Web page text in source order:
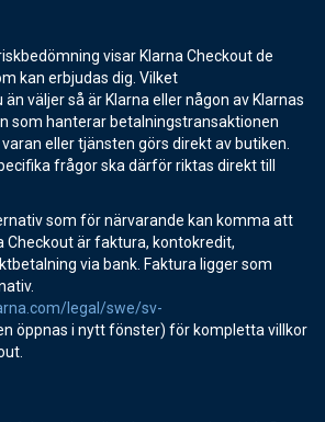
visar Klarna Checkout de
kan erbjudas dig. Vilket
väljer så är Klarna eller någon av Klarnas
som hanterar betalningstransaktionen
eller tjänsten görs direkt av butiken.
frågor ska därför riktas direkt till
som för närvarande kan komma att
Checkout är faktura, kontokredit,
via bank. Faktura ligger som
legal/swe/sv-
öppnas i nytt fönster) för kompletta villkor